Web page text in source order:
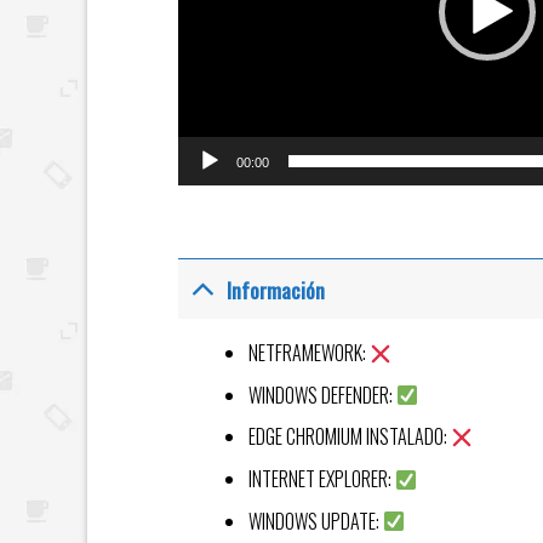
00:00
Información
NETFRAMEWORK:
WINDOWS DEFENDER:
EDGE CHROMIUM INSTALADO:
INTERNET EXPLORER:
WINDOWS UPDATE: